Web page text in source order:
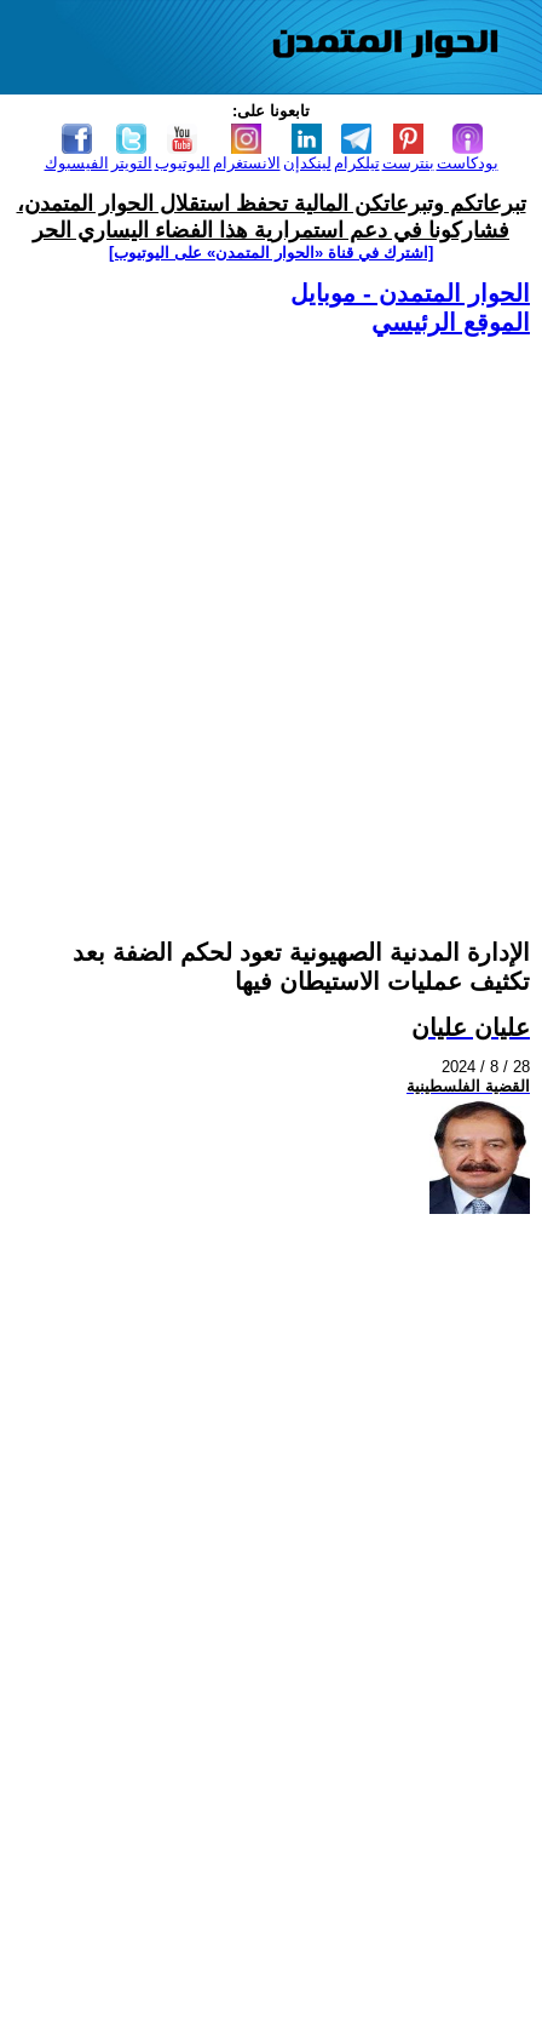
تابعونا على:
الفيسبوك التويتر اليوتيوب الانستغرام لينكدإن تيلكرامبنترست بودكاست
تبرعاتكم وتبرعاتكن المالية تحفظ استقلال الحوار المتمدن،
فشاركونا في دعم استمرارية هذا الفضاء اليساري الحر
[اشترك في قناة ‫«الحوار المتمدن» على اليوتيوب]
الحوار المتمدن - موبايل
الموقع الرئيسي
الإدارة المدنية الصهيونية تعود لحكم الضفة بعد
تكثيف عمليات الاستيطان فيها
عليان عليان
2024 / 8 / 28
القضية الفلسطينية